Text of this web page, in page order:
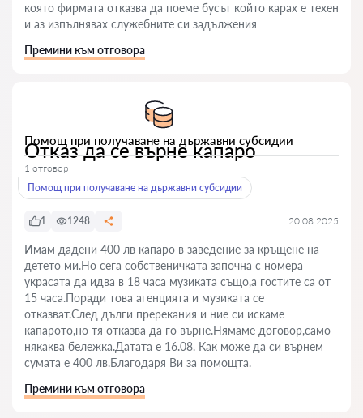
която фирмата отказва да поеме бусът който карах е техен
и аз изпълнявах служебните си задължения
Премини към отговора
Помощ при получаване на държавни субсидии
Отказ да се върне капаро
1 отговор
Помощ при получаване на държавни субсидии
1 1248 20.08.2025
Имам дадени 400 лв капаро в заведение за кръщене на
детето ми.Но сега собственичката започна с номера
украсата да идва в 18 часа музиката също,а гостите са от
15 часа.Поради това агенцията и музиката се
отказват.След дълги пререкания и ние си искаме
капарото,но тя отказва да го върне.Нямаме договор,само
някаква бележка.Датата е 16.08. Как може да си върнем
сумата е 400 лв.Благодаря Ви за помощта.
Премини към отговора